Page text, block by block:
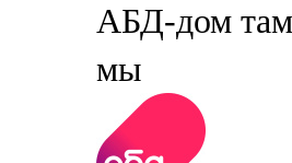
АБД-дом
мы